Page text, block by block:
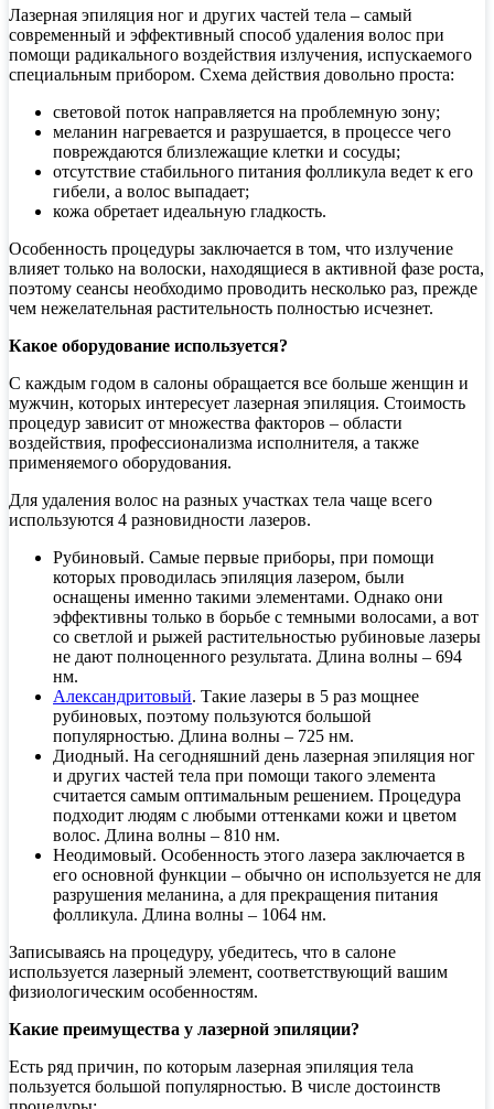
Лазерная эпиляция ног и других частей тела – самый
современный и эффективный способ удаления волос при
помощи радикального воздействия излучения, испускаемого
специальным прибором. Схема действия довольно проста:
световой поток направляется на проблемную зону;
меланин нагревается и разрушается, в процессе чего
повреждаются близлежащие клетки и сосуды;
отсутствие стабильного питания фолликула ведет к его
гибели, а волос выпадает;
кожа обретает идеальную гладкость.
Особенность процедуры заключается в том, что излучение
влияет только на волоски, находящиеся в активной фазе роста,
поэтому сеансы необходимо проводить несколько раз, прежде
чем нежелательная растительность полностью исчезнет.
Какое оборудование используется?
С каждым годом в салоны обращается все больше женщин и
мужчин, которых интересует лазерная эпиляция. Стоимость
процедур зависит от множества факторов – области
воздействия, профессионализма исполнителя, а также
применяемого оборудования.
Для удаления волос на разных участках тела чаще всего
используются 4 разновидности лазеров.
Рубиновый. Самые первые приборы, при помощи
которых проводилась эпиляция лазером, были
оснащены именно такими элементами. Однако они
эффективны только в борьбе с темными волосами, а вот
со светлой и рыжей растительностью рубиновые лазеры
не дают полноценного результата. Длина волны – 694
нм.
Александритовый. Такие лазеры в 5 раз мощнее
рубиновых, поэтому пользуются большой
популярностью. Длина волны – 725 нм.
Диодный. На сегодняшний день лазерная эпиляция ног
и других частей тела при помощи такого элемента
считается самым оптимальным решением. Процедура
подходит людям с любыми оттенками кожи и цветом
волос. Длина волны – 810 нм.
Неодимовый. Особенность этого лазера заключается в
его основной функции – обычно он используется не для
разрушения меланина, а для прекращения питания
фолликула. Длина волны – 1064 нм.
Записываясь на процедуру, убедитесь, что в салоне
используется лазерный элемент, соответствующий вашим
физиологическим особенностям.
Какие преимущества у лазерной эпиляции?
Есть ряд причин, по которым лазерная эпиляция тела
пользуется большой популярностью. В числе достоинств